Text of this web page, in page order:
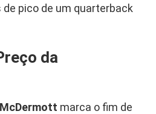
pico de um quarterback
da
marca o fim de